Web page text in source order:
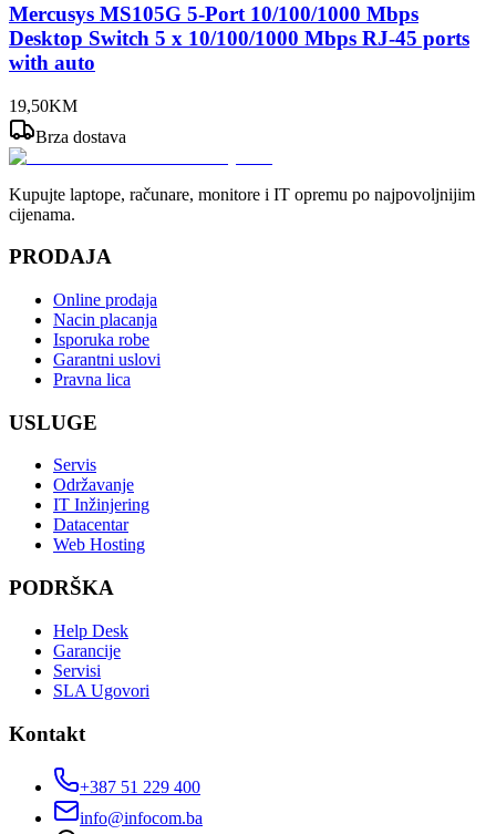
Mercusys MS105G 5-Port 10/100/1000 Mbps
Desktop Switch 5 x 10/100/1000 Mbps RJ-45 ports
with auto
19,50KM
Brza dostava
Kupujte laptope, računare, monitore i IT opremu po najpovoljnijim
cijenama.
PRODAJA
Online prodaja
Nacin placanja
Isporuka robe
Garantni uslovi
Pravna lica
USLUGE
Servis
Održavanje
IT Inžinjering
Datacentar
Web Hosting
PODRŠKA
Help Desk
Garancije
Servisi
SLA Ugovori
Kontakt
+387 51 229 400
info@infocom.ba